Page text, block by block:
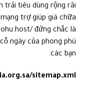
trải tiêu dùng rộng rãi
trợ giúp giá chữa
ngày của phong phú
các bạn.
sitemap.xml